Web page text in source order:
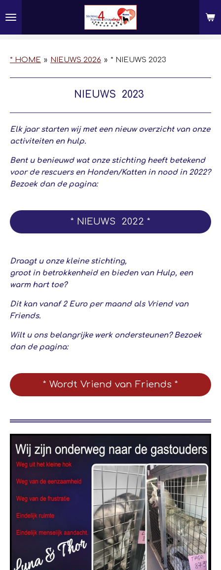
direct
naar
hoofdinhoud
* HOME » NIEUWS 2026 » * NIEUWS 2023
NIEUWS 2023
Elk jaar starten wij met een nieuw overzicht van onze
activiteiten en hulp.
Bent u benieuwd wat onze stichting heeft betekend
voor de rescuers en Honden/Katten in nood in 2022?
Bezoek dan de pagina:
* NIEUWS 2022 *
Draagt u onze kleine stichting,
groot in betrokkenheid en bieden van Hulp, een
warm hart toe?
Dit kan vanaf 2 Euro per maand als Vriend van
Friends.
Wilt u ons belangrijke werk ondersteunen? Bezoek
dan de pagina:
* Wordt Vriend van Friends *